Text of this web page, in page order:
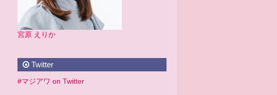
宮原 えりか
Twitter
#マジアワ on Twitter